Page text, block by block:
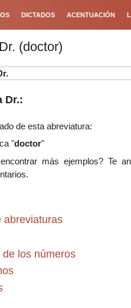
DICTADOS ACENTUACIÓN
(doctor)
Dr.:
de esta abreviatura:
"doctor"
más ejemplos? Te
abreviaturas
los números